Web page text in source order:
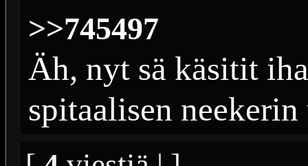
>>745497
Äh, nyt sä käsitit
spitaalisen